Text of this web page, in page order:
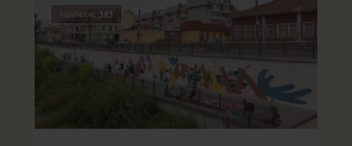
голосов: 323